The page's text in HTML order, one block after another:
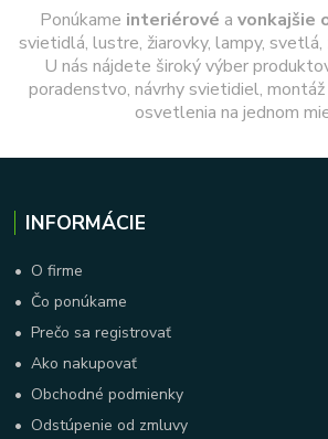
Ponúkame interiérové a vonkajšie
svietidlá, lustre, žiarovky, lampy, svetlá,
U nás nájdete široký výber
poradenstvo, návrhy svietidiel,
osvetlenia na jednom
INFORMÁCIE
• O firme
• Čo ponúkame
•Prečo sa registrovať
•Ako nakupovať
• Obchodné podmienky
• Odstúpenie od zmluvy